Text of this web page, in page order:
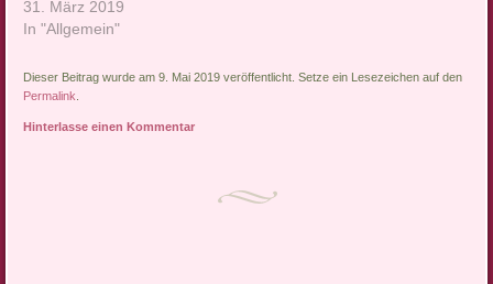
31. März 2019
In "Allgemein"
Dieser Beitrag wurde am 9. Mai 2019 veröffentlicht. Setze ein Lesezeichen auf den
Permalink
Hinterlasse einen Kommentar